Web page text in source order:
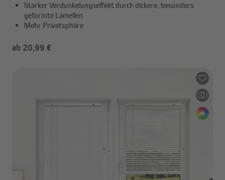
Starker Verdunkelungseffekt durch dickere, besonders
geformte Lamellen
Mehr Privatsphäre
ab 20,99 €